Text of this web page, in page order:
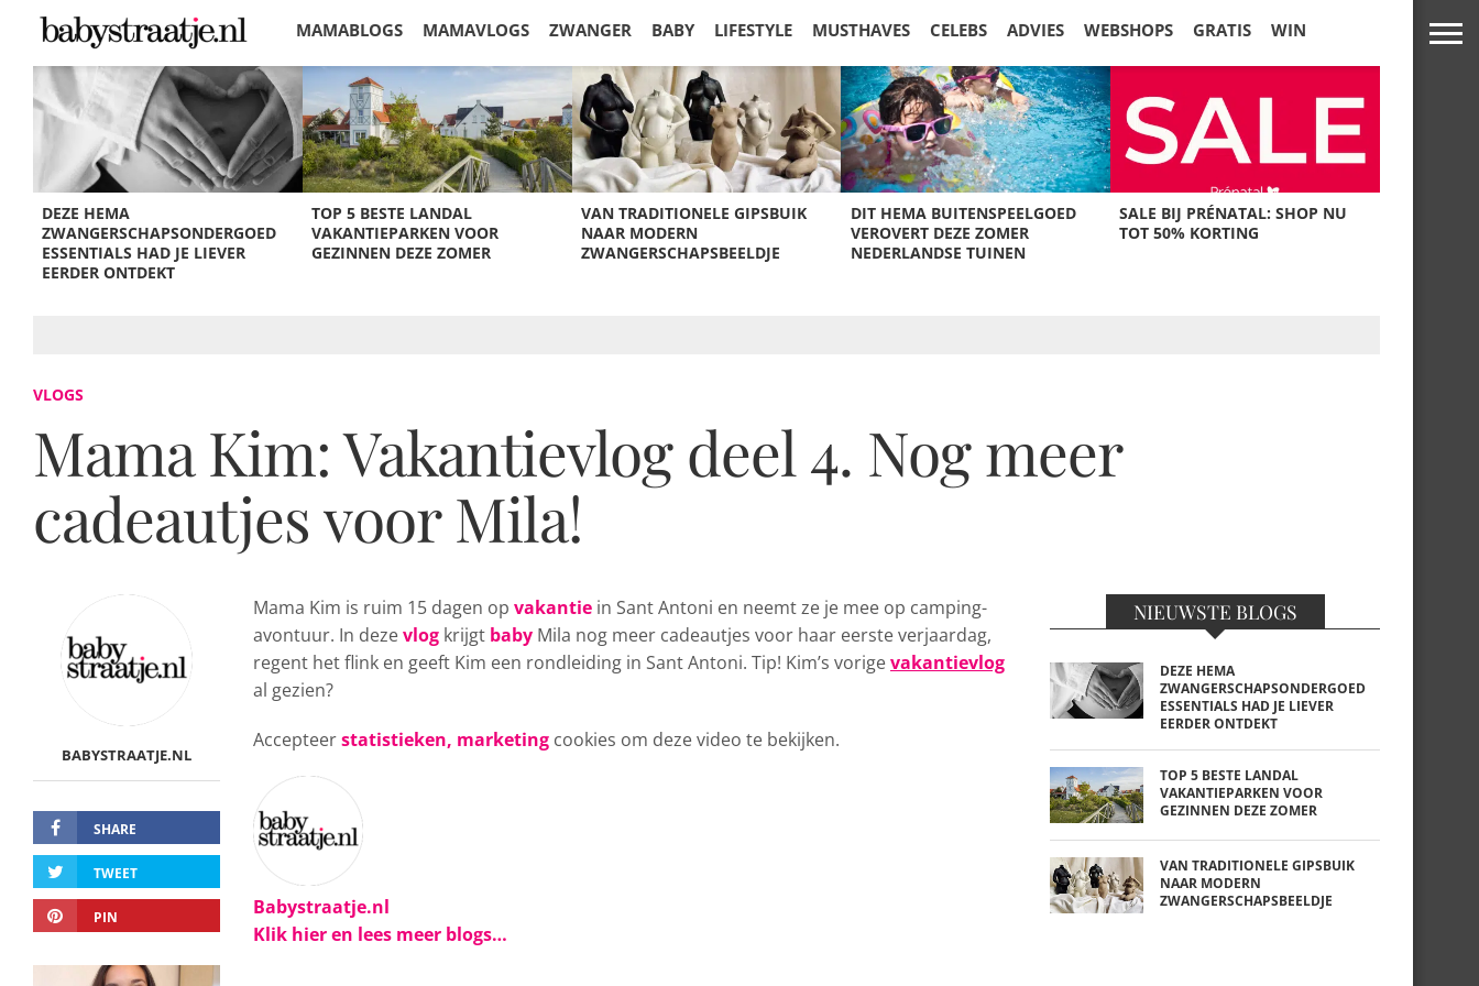
MAMABLOGS MAMAVLOGS ZWANGER BABY LIFESTYLE MUSTHAVES CELEBS ADVIES WEBSHOPS GRATIS WIN
KORTINGEN
DEZE HEMA
ZWANGERSCHAPSONDERGOED
ESSENTIALS HAD JE LIEVER
EERDER ONTDEKT
TOP 5 BESTE LANDAL
VAKANTIEPARKEN VOOR
GEZINNEN DEZE ZOMER
VAN TRADITIONELE GIPSBUIK
NAAR MODERN
ZWANGERSCHAPSBEELDJE
DIT HEMA BUITENSPEELGOED
VEROVERT DEZE ZOMER
NEDERLANDSE TUINEN
SALE BIJ PRÉNATAL: SHOP NU
TOT 50% KORTING
VLOGS
Mama Kim: Vakantievlog deel 4. Nog meer
cadeautjes voor Mila!
BABYSTRAATJE.NL
SHARE
TWEET
PIN
Mama Kim is ruim 15 dagen op vakantie in Sant Antoni en neemt ze je mee op camping-
avontuur. In dezevlog krijgt baby Mila nog meer cadeautjes voor haar eerste verjaardag,
regent het flink en geeft Kim een rondleiding in Sant Antoni. Tip! Kim’s vorigevakantievlog
al gezien?
Accepteerstatistieken, marketing cookies om deze video te bekijken.
Babystraatje.nl
Klik hier en lees meer blogs…
NIEUWSTE BLOGS
DEZE HEMA
ZWANGERSCHAPSONDERGOED
ESSENTIALS HAD JE LIEVER
EERDER ONTDEKT
TOP 5 BESTE LANDAL
VAKANTIEPARKEN VOOR
GEZINNEN DEZE ZOMER
VAN TRADITIONELE GIPSBUIK
NAAR MODERN
ZWANGERSCHAPSBEELDJE